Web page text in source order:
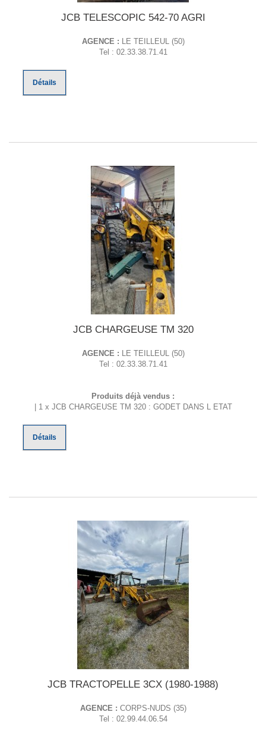
JCB TELESCOPIC 542-70 AGRI
AGENCE :
LE TEILLEUL (50)
Tel : 02.33.38.71.41
Détails
JCB CHARGEUSE TM 320
AGENCE :
LE TEILLEUL (50)
Tel : 02.33.38.71.41
Produits déjà vendus :
| 1 x JCB CHARGEUSE TM 320 : GODET DANS L ETAT
Détails
JCB TRACTOPELLE 3CX (1980-1988)
AGENCE : CORPS-NUDS (35)
Tel : 02.99.44.06.54